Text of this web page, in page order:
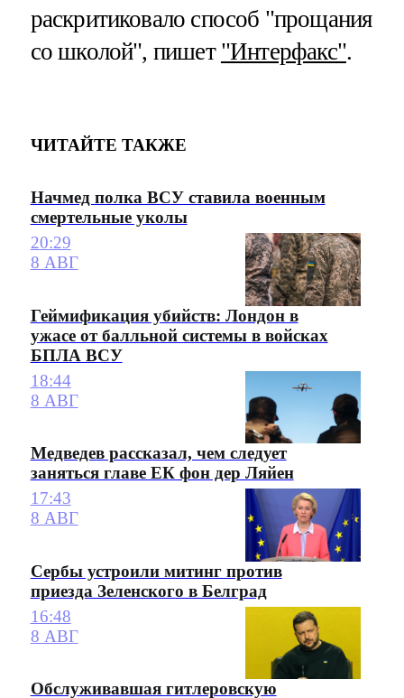
раскритиковало способ "прощания
со школой", пишет "Интерфакс".
ЧИТАЙТЕ ТАКЖЕ
Начмед полка ВСУ ставила военным
смертельные уколы
20:29
8 АВГ
Геймификация убийств: Лондон в
ужасе от балльной системы в войсках
БПЛА ВСУ
18:44
8 АВГ
Медведев рассказал, чем следует
заняться главе ЕК фон дер Ляйен
17:43
8 АВГ
Сербы устроили митинг против
приезда Зеленского в Белград
16:48
8 АВГ
Обслуживавшая гитлеровскую